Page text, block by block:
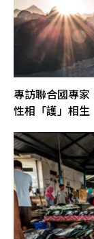
專訪聯合國專
性相「護」相生